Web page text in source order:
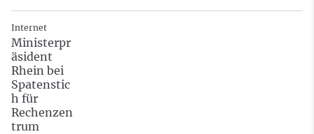
Internet
Ministerpr
äsident
Rhein bei
Spatenstic
h für
Rechenzen
trum